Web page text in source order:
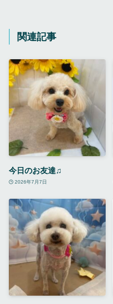
関連記事
今日のお友達♫
2026年7月7日